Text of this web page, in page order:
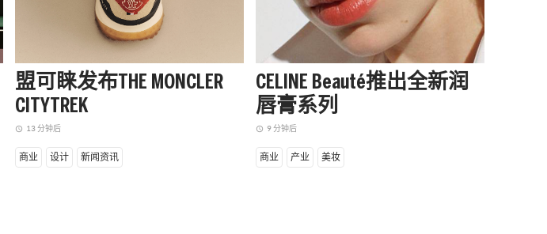
盟可睐发布THE MONCLER
CITYTREK
access_time 13 分钟后
商业 设计 新闻资讯
CELINE Beauté推出全新润
唇膏系列
access_time 9 分钟后
商业 产业 美妆